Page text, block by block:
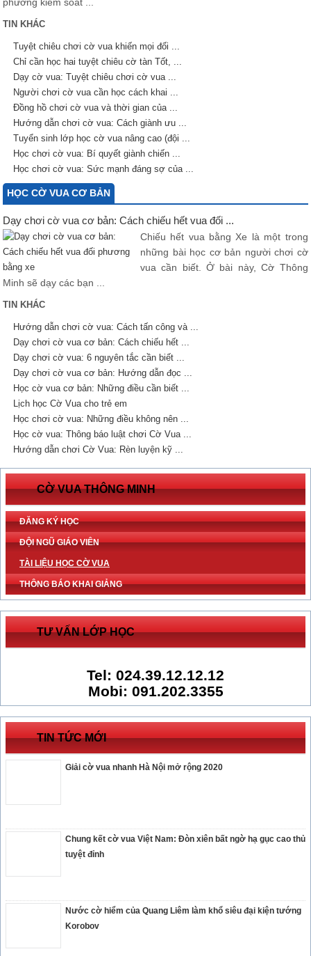
phương kiểm soát ...
TIN KHÁC
Tuyệt chiêu chơi cờ vua khiến mọi đối ...
Chỉ cần học hai tuyệt chiêu cờ tàn Tốt, ...
Dạy cờ vua: Tuyệt chiêu chơi cờ vua ...
Người chơi cờ vua cần học cách khai ...
Đồng hồ chơi cờ vua và thời gian của ...
Hướng dẫn chơi cờ vua: Cách giành ưu ...
Tuyển sinh lớp học cờ vua nâng cao (đội ...
Học chơi cờ vua: Bí quyết giành chiến ...
Học chơi cờ vua: Sức mạnh đáng sợ của ...
HỌC CỜ VUA CƠ BẢN
Dạy chơi cờ vua cơ bản: Cách chiếu hết vua đối ...
Chiếu hết vua bằng Xe là một trong
những bài học cơ bản người chơi cờ
vua cần biết. Ở bài này, Cờ Thông
Minh sẽ dạy các bạn ...
TIN KHÁC
Hướng dẫn chơi cờ vua: Cách tấn công và ...
Dạy chơi cờ vua cơ bản: Cách chiếu hết ...
Dạy chơi cờ vua: 6 nguyên tắc cần biết ...
Dạy chơi cờ vua cơ bản: Hướng dẫn đọc ...
Học cờ vua cơ bản: Những điều cần biết ...
Lịch học Cờ Vua cho trẻ em
Học chơi cờ vua: Những điều không nên ...
Học cờ vua: Thông báo luật chơi Cờ Vua ...
Hướng dẫn chơi Cờ Vua: Rèn luyện kỹ ...
CỜ VUA THÔNG MINH
ĐĂNG KÝ HỌC
ĐỘI NGŨ GIÁO VIÊN
TÀI LIỆU HỌC CỜ VUA
THÔNG BÁO KHAI GIẢNG
TƯ VẤN LỚP HỌC
Tel: 024.39.12.12.12
Mobi: 091.202.3355
TIN TỨC MỚI
Giải cờ vua nhanh Hà Nội mở rộng 2020
Chung kết cờ vua Việt Nam: Đòn xiên bất ngờ hạ gục cao thủ
tuyệt đỉnh
Nước cờ hiểm của Quang Liêm làm khổ siêu đại kiện tướng
Korobov